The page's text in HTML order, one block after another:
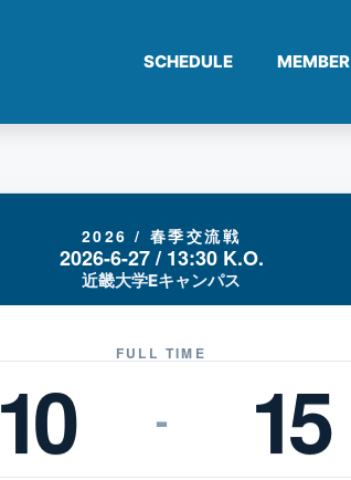
SCHEDULE MEMBER
2026 / 春季交流戦
2026-6-27 / 13:30 K.O.
近畿大学Eキャンパス
FULL TIME
10 - 15